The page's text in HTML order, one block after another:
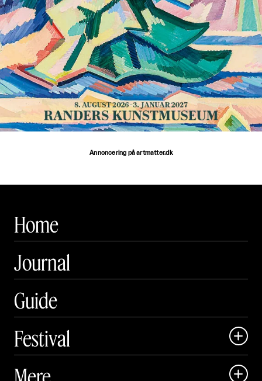
Annoncering på artmatter.dk
Home
Journal
Guide
Festival

 Art Matter Festival
